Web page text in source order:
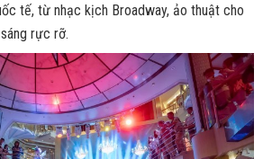
tế, từ nhạc kịch Broadway, ảo thuật cho
rực rỡ.